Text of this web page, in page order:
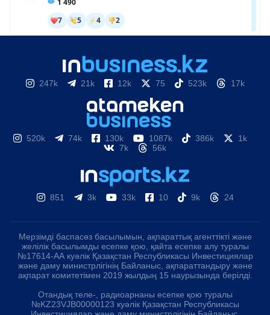
247k 21k 12k 75 523k 17k
520k 74k 130k 1087k 386k
1k
7k
56k
851 3k 33k 10 9k 24
Мерзімді баспасөз басылымын, ақпараттық агенттікті және
желілік басылымды есепке қою, қайта есепке алу туралы
№17614-АА куәлік Қазақстан Республикасы Инвестициялар
және даму министрлігінің Байланыс, ақпараттандыру және
ақпарат комитетімен 2019 жылдың 15 наурызында берілді.
Отандық теле-, радиоарнаны есепке қою туралы
№KZ23VJB00000123 куәлік Қазақстан Республикасы